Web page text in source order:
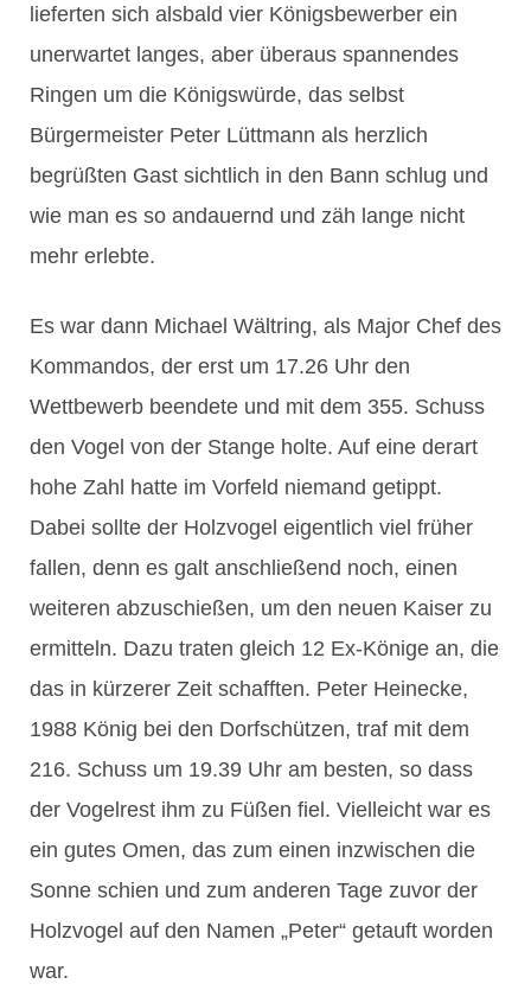
lieferten sich alsbald vier Königsbewerber ein
unerwartet langes, aber überaus spannendes
Ringen um die Königswürde, das selbst
Bürgermeister Peter Lüttmann als herzlich
begrüßten Gast sichtlich in den Bann schlug und
wie man es so andauernd und zäh lange nicht
mehr erlebte.
Es war dann Michael Wältring, als Major Chef des
Kommandos, der erst um 17.26 Uhr den
Wettbewerb beendete und mit dem 355. Schuss
den Vogel von der Stange holte. Auf eine derart
hohe Zahl hatte im Vorfeld niemand getippt.
Dabei sollte der Holzvogel eigentlich viel früher
fallen, denn es galt anschließend noch, einen
weiteren abzuschießen, um den neuen Kaiser zu
ermitteln. Dazu traten gleich 12 Ex-Könige an, die
das in kürzerer Zeit schafften. Peter Heinecke,
1988 König bei den Dorfschützen, traf mit dem
216. Schuss um 19.39 Uhr am besten, so dass
der Vogelrest ihm zu Füßen fiel. Vielleicht war es
ein gutes Omen, das zum einen inzwischen die
Sonne schien und zum anderen Tage zuvor der
Holzvogel auf den Namen „Peter“ getauft worden
war.